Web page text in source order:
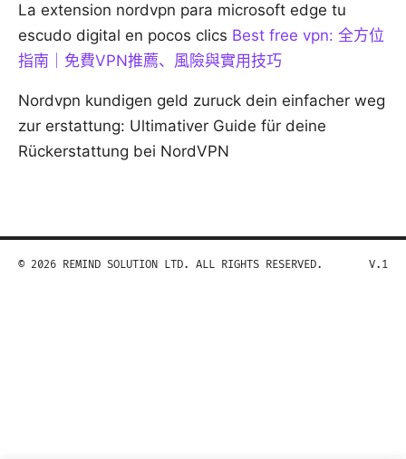
La extension nordvpn para microsoft edge tu
escudo digital en pocos clics Best free vpn: 全方位
指南｜免費VPN推薦、風險與實用技巧
Nordvpn kundigen geld zuruck dein einfacher weg
zur erstattung: Ultimativer Guide für deine
Rückerstattung bei NordVPN
© 2026 REMIND SOLUTION LTD. ALL RIGHTS RESERVED. V.1